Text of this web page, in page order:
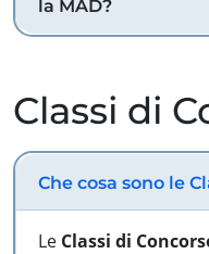
la MAD?
Classi di
Che cosa sono le
Le Classi di